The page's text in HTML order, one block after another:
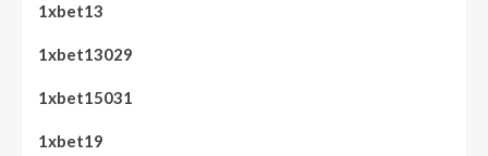
1xbet13
1xbet13029
1xbet15031
1xbet19